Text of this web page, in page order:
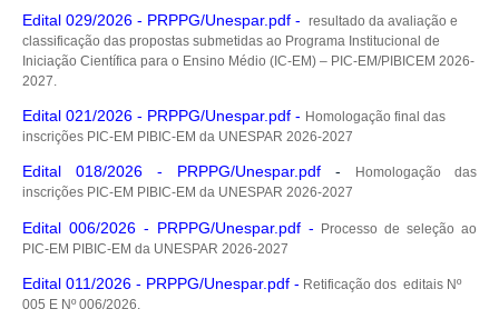
Edital 029/2026 - PRPPG/Unespar.pdf - resultado da avaliação e
classificação das propostas submetidas ao Programa Institucional de
Iniciação Científica para o Ensino Médio (IC-EM) – PIC-EM/PIBICEM 2026-
2027.
Edital 021/2026 - PRPPG/Unespar.pdf - Homologação final das
inscrições PIC-EM PIBIC-EM da UNESPAR 2026-2027
Edital 018/2026 - PRPPG/Unespar.pdf -
Homologação das
inscrições PIC-EM PIBIC-EM da UNESPAR 2026-2027
Edital 006/2026 - PRPPG/Unespar.pdf - Processo de seleção ao
PIC-EM PIBIC-EM da UNESPAR 2026-2027
Edital 011/2026 - PRPPG/Unespar.pdf - Retificação dos editais Nº
005 E Nº 006/2026.